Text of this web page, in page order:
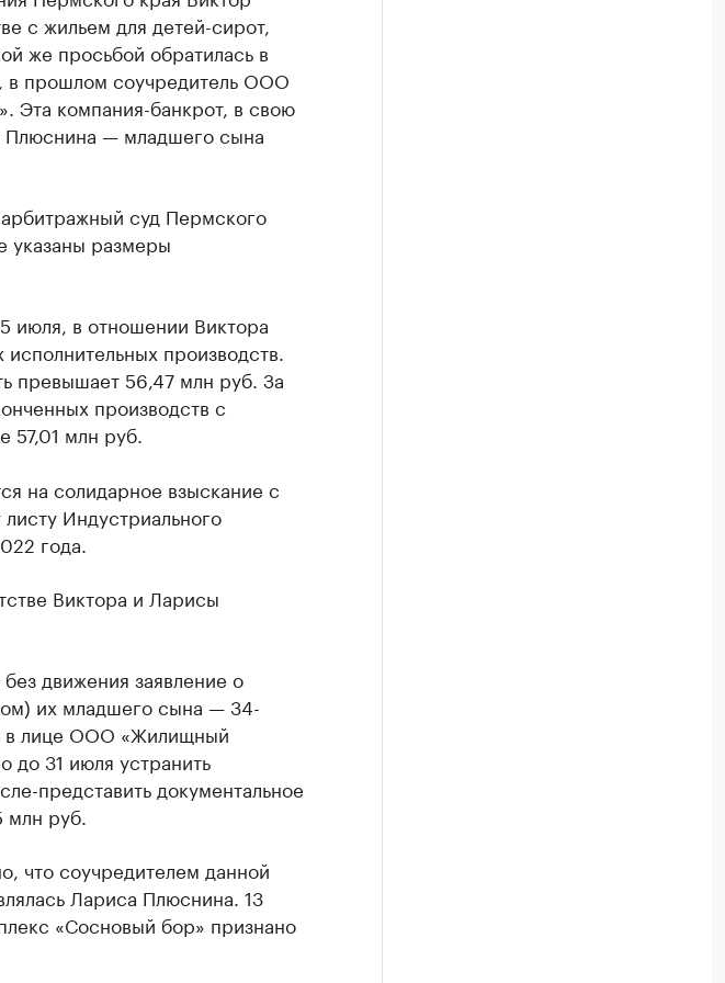
с жильем для детей-сирот,
же просьбой обратилась в
прошлом соучредитель ООО
Эта компания-банкрот, в свою
Плюснина — младшего сына
суд Пермского
указаны размеры
июля, в отношении Виктора
производств.
превышает 56,47 млн руб. За
производств с
57,01 млн руб.
на солидарное взыскание с
Индустриального
года.
Виктора и Ларисы
движения заявление о
их младшего сына — 34-
в лице ООО «Жилищный
до 31 июля устранить
представить документальное
млн руб.
что соучредителем данной
Лариса Плюснина. 13
«Сосновый бор» признано